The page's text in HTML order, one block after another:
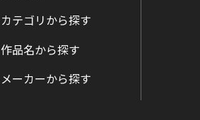
カテゴリから探す
作品名から探す
メーカーから探す